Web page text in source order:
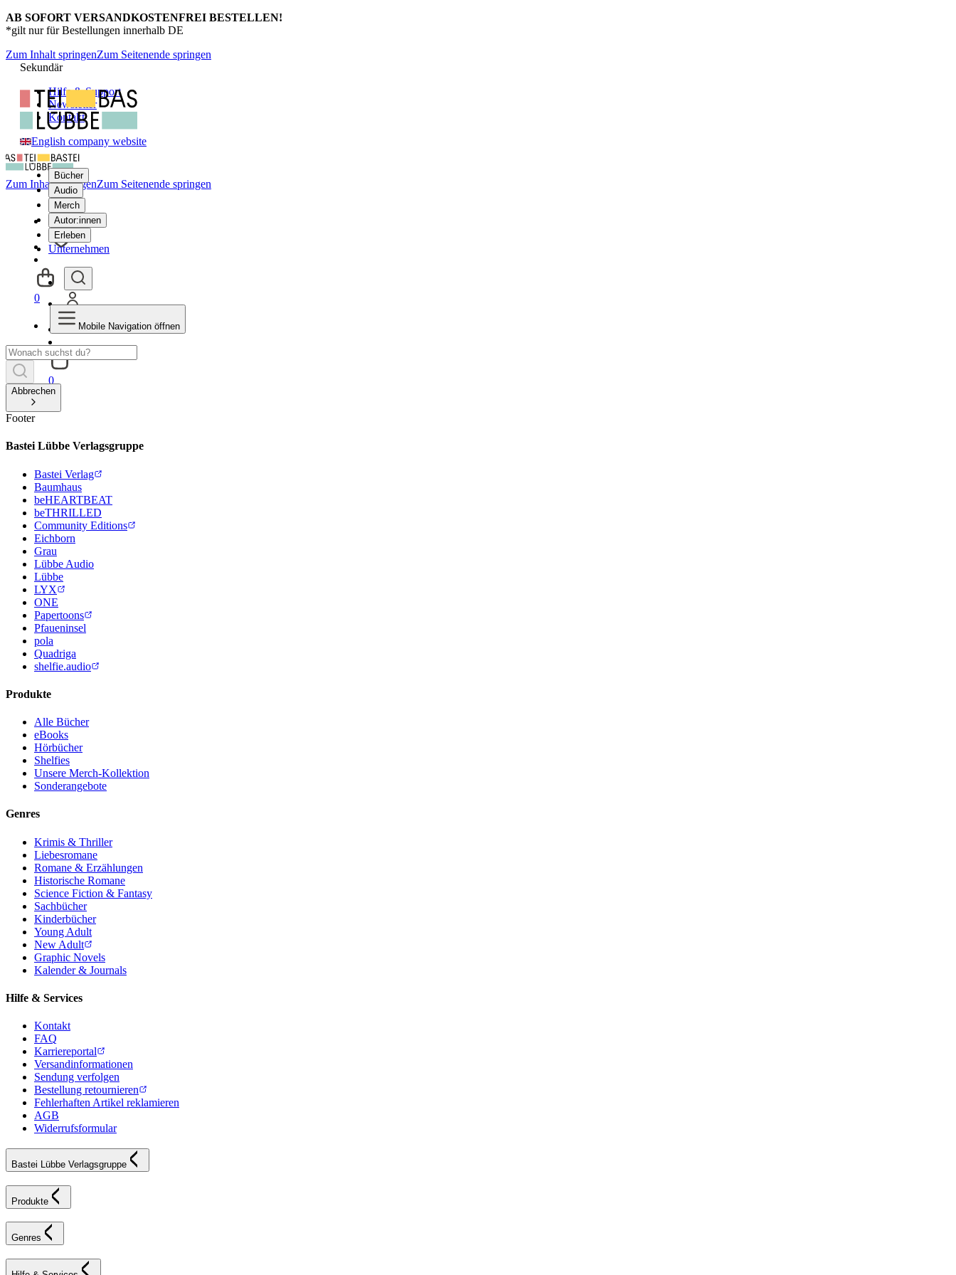
AB SOFORT VERSANDKOSTENFREI BESTELLEN!
*gilt nur für Bestellungen innerhalb DE
Zum Inhalt springenZum Seitenende springen
Sekundär
Hilfe & Support
Newsletter
Kontakt
English company website
Bücher
Audio
Merch
Autor:innen
Erleben
Unternehmen
0
Zum Inhalt springenZum Seitenende springen
0
Mobile Navigation öffnen
Abbrechen
Footer
Bastei Lübbe Verlagsgruppe
Bastei Verlag
Baumhaus
beHEARTBEAT
beTHRILLED
Community Editions
Eichborn
Grau
Lübbe Audio
Lübbe
LYX
ONE
Papertoons
Pfaueninsel
pola
Quadriga
shelfie.audio
Produkte
Alle Bücher
eBooks
Hörbücher
Shelfies
Unsere Merch-Kollektion
Sonderangebote
Genres
Krimis & Thriller
Liebesromane
Romane & Erzählungen
Historische Romane
Science Fiction & Fantasy
Sachbücher
Kinderbücher
Young Adult
New Adult
Graphic Novels
Kalender & Journals
Hilfe & Services
Kontakt
FAQ
Karriereportal
Versandinformationen
Sendung verfolgen
Bestellung retournieren
Fehlerhaften Artikel reklamieren
AGB
Widerrufsformular
Bastei Lübbe Verlagsgruppe
Produkte
Genres